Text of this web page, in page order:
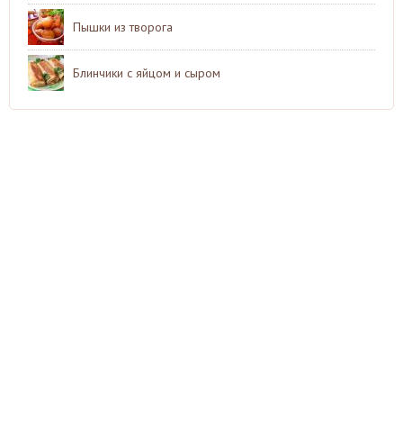
Пышки из творога
Блинчики с яйцом и сыром